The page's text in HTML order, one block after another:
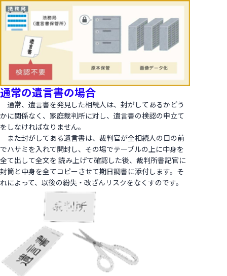
通常の遺言書の場合
通常、遺言書を発見した相続人は、封がしてあるかどう
かに関係なく、家庭裁判所に対し、遺言書の検認の申立て
をしなければなりません。
また封がしてある遺言書は、裁判官が全相続人の目の前
でハサミを入れて開封し、その場でテーブルの上に中身を
全て出して全文を 読み上げて確認した後、裁判所書記官に
封筒と中身を全てコピーさせて期日調書に添付します。そ
れによって、以後の紛失・改ざんリスクをなくすのです。